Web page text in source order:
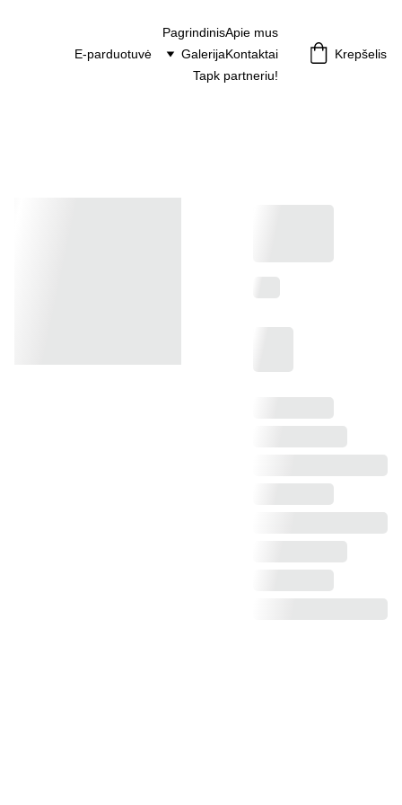
PagrindinisApie mus
E-parduotuvė
GalerijaKontaktai
Tapk partneriu!
Krepšelis